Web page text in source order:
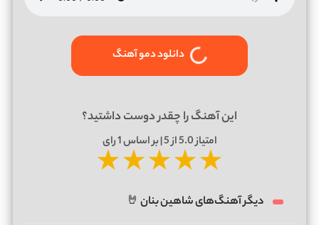
دانلود دمو آهنگ
این آهنگ را چقدر دوست داشتید؟
امتیاز5.0از 5 | بر اساس 1رای
★★★★★
دیگر آهنگ‌های شاهین بنان 🤘